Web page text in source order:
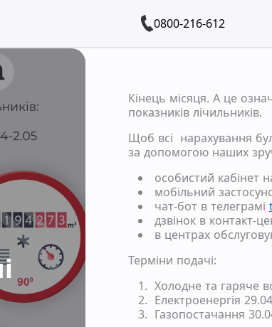
0800-216-612
Кінець місяця. А це
показників лічильників.
Щоб всі нарахування
за допомогою наших
особистий кабінет
мобільний
чат-бот в телеграмі
дзвінок в контакт-
в центрах
Терміни подачі:
Холодне та гаряче
Електроенергія
Газопостачання